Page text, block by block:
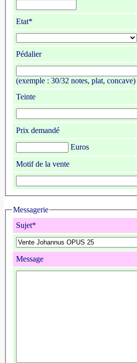
Etat*
Pédalier
(exemple : 30/32 notes, plat, concave)
Teinte
Prix demandé
Euros
Motif de la vente
Messagerie
Sujet*
Message